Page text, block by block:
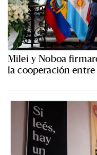
Milei y Noboa
la cooperación